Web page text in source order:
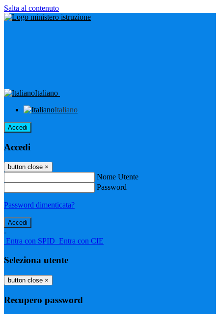
Salta al contenuto
Italiano
Italiano
Accedi
Accedi
button close ×
Nome Utente
Password
Password dimenticata?
-
Entra con SPID Entra con CIE
Seleziona utente
button close ×
Recupero password